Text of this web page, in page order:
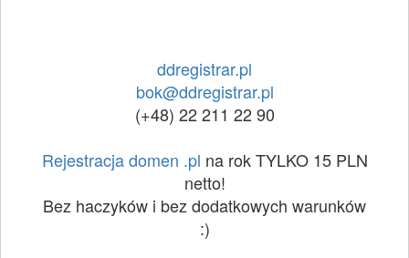
ddregistrar.pl
bok@ddregistrar.pl
(+48) 22 211 22 90
Rejestracja domen .pl na rok TYLKO 15 PLN
netto!
Bez haczyków i bez dodatkowych warunków
:)